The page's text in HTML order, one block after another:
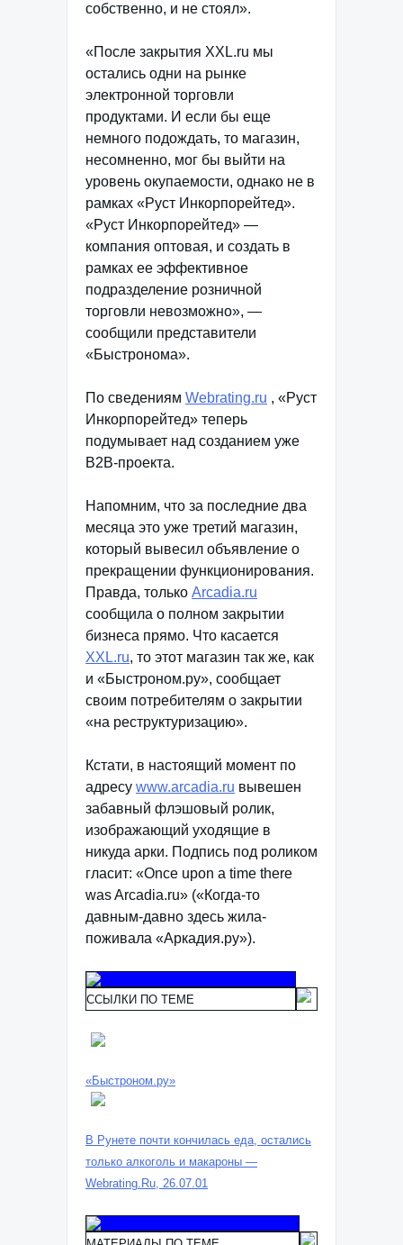
собственно, и не стоял».
«После закрытия XXL.ru мы
остались одни на рынке
электронной торговли
продуктами. И если бы еще
немного подождать, то магазин,
несомненно, мог бы выйти на
уровень окупаемости, однако не в
рамках «Руст Инкорпорейтед».
«Руст Инкорпорейтед» —
компания оптовая, и создать в
рамках ее эффективное
подразделение розничной
торговли невозможно», —
сообщили представители
«Быстронома».
По сведениям Webrating.ru , «Руст
Инкорпорейтед» теперь
подумывает над созданием уже
В2В-проекта.
Напомним, что за последние два
месяца это уже третий магазин,
который вывесил объявление о
прекращении функционирования.
Правда, только Arcadia.ru
сообщила о полном закрытии
бизнеса прямо. Что касается
XXL.ru, то этот магазин так же, как
и «Быстроном.ру», сообщает
своим потребителям о закрытии
«на реструктуризацию».
Кстати, в настоящий момент по
адресу www.arcadia.ru вывешен
забавный флэшовый ролик,
изображающий уходящие в
никуда арки. Подпись под роликом
гласит: «Once upon a time there
was Arcadia.ru» («Когда-то
давным-давно здесь жила-
поживала «Аркадия.ру»).
ССЫЛКИ ПО ТЕМЕ
«Быстроном.ру»
В Рунете почти кончилась еда, остались
только алкоголь и макароны —
Webrating.Ru, 26.07.01